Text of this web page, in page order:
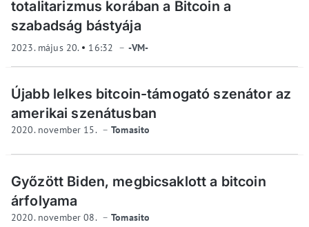
totalitarizmus korában a Bitcoin a
szabadság bástyája
2023. május 20. 16:32 -VM-
Újabb lelkes bitcoin-támogató szenátor az
amerikai szenátusban
2020. november 15. Tomasito
Győzött Biden, megbicsaklott a bitcoin
árfolyama
2020. november 08. Tomasito